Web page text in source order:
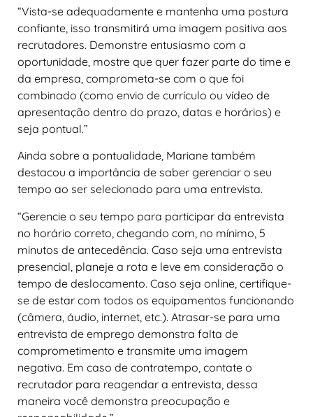
“Vista-se adequadamente e mantenha uma postura
confiante, isso transmitirá uma imagem positiva aos
recrutadores. Demonstre entusiasmo com a
oportunidade, mostre que quer fazer parte do time e
da empresa, comprometa-se com o que foi
combinado (como envio de currículo ou vídeo de
apresentação dentro do prazo, datas e horários) e
seja pontual.”
Ainda sobre a pontualidade, Mariane também
destacou a importância de saber gerenciar o seu
tempo ao ser selecionado para uma entrevista.
“Gerencie o seu tempo para participar da entrevista
no horário correto, chegando com, no mínimo, 5
minutos de antecedência. Caso seja uma entrevista
presencial, planeje a rota e leve em consideração o
tempo de deslocamento. Caso seja online, certifique-
se de estar com todos os equipamentos funcionando
(câmera, áudio, internet, etc.). Atrasar-se para uma
entrevista de emprego demonstra falta de
comprometimento e transmite uma imagem
negativa. Em caso de contratempo, contate o
recrutador para reagendar a entrevista, dessa
maneira você demonstra preocupação e